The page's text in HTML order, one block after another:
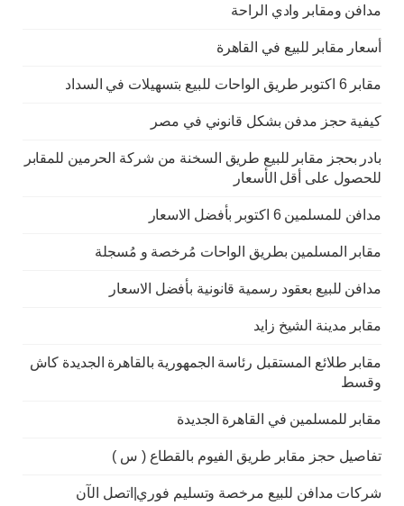
مدافن ومقابر وادي الراحة
أسعار مقابر للبيع في القاهرة
مقابر 6 اكتوبر طريق الواحات للبيع بتسهيلات في السداد
كيفية حجز مدفن بشكل قانوني في مصر
بادر بحجز مقابر للبيع طريق السخنة من شركة الحرمين للمقابر
للحصول على أقل الأسعار
مدافن للمسلمين 6 اكتوبر بأفضل الاسعار
مقابر المسلمين بطريق الواحات مُرخصة و مُسجلة
مدافن للبيع بعقود رسمية قانونية بأفضل الاسعار
مقابر مدينة الشيخ زايد
مقابر طلائع المستقبل رئاسة الجمهورية بالقاهرة الجديدة كاش
وقسط
مقابر للمسلمين في القاهرة الجديدة
تفاصيل حجز مقابر طريق الفيوم بالقطاع ( س )
شركات مدافن للبيع مرخصة وتسليم فوري|اتصل الآن